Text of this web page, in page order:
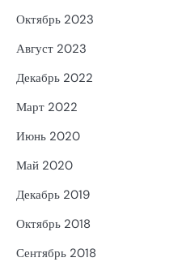
Октябрь 2023
Август 2023
Декабрь 2022
Март 2022
Июнь 2020
Май 2020
Декабрь 2019
Октябрь 2018
Сентябрь 2018